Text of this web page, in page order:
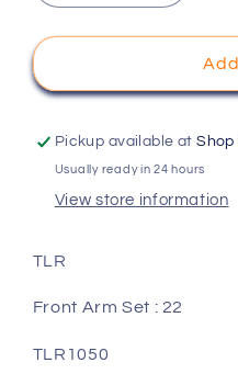
quantity
for
Front
Set
:
TLR1050
quantity
for
Front
Set
:
TLR1050
Pickup available atShop
Usually ready in 24 hours
View store information
TLR
Front Arm Set : 22
TLR1050